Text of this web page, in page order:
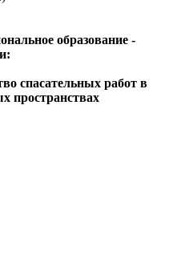
образование -
спасательных работ в
пространствах